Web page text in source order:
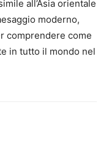
all’Asia orientale
moderno,
comprendere come
in tutto il mondo nel